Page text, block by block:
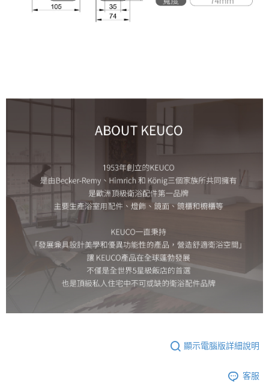
顯示電腦版詳細說明
客服